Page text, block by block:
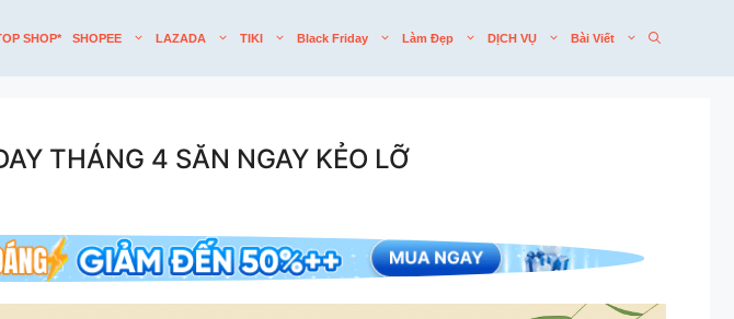
SHOP* SHOPEE LAZADA TIKI Black Friday Làm Đẹp DỊCH VỤ Bài Viết
THÁNG 4 SĂN NGAY KẺO LỠ